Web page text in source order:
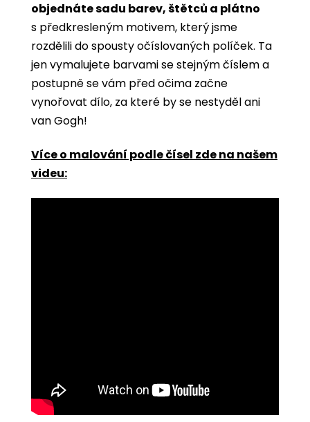
objednáte sadu barev, štětců a plátno
s předkresleným motivem, který jsme
rozdělili do spousty očíslovaných políček. Ta
jen vymalujete barvami se stejným číslem a
postupně se vám před očima začne
vynořovat dílo, za které by se nestyděl ani
van Gogh!
Více o malování podle čísel zde na našem
videu: